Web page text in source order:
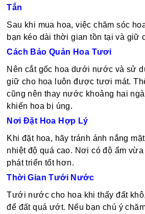
Tắn
Sau khi mua hoa, việc chăm sóc
bạn kéo dài thời gian tồn tại và giữ
Cách Bảo Quản Hoa Tươi
Nên cắt gốc hoa dưới nước và sử
giữ cho hoa luôn được tươi mát.
cũng nên thay nước khoảng hai
khiến hoa bị úng.
Nơi Đặt Hoa Hợp Lý
Khi đặt hoa, hãy tránh ánh nắng
nhiệt độ quá cao. Nơi có độ ẩm
phát triển tốt hơn.
Thời Gian Tưới Nước
Tưới nước cho hoa khi thấy đất
để đất quá ướt. Nếu bạn chú ý